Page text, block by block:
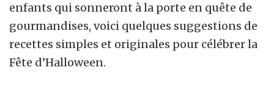
enfants qui sonneront à la porte en quête de
gourmandises, voici quelques suggestions de
recettes simples et originales pour célébrer la
Fête d’Halloween.